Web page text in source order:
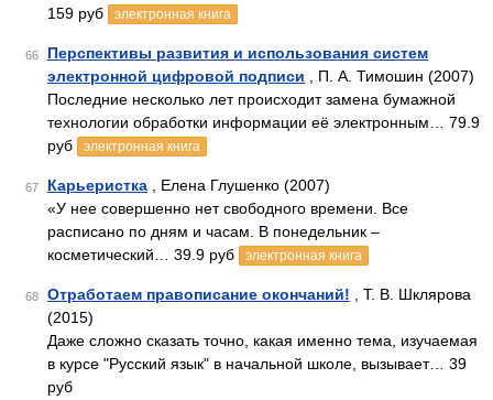
159 руб
электронная книга
66
Перспективы развития и использования систем
электронной цифровой подписи , П. А. Тимошин (2007)
Последние несколько лет происходит замена бумажной
технологии обработки информации её электронным… 79.9
руб
электронная книга
67 Карьеристка , Елена Глушенко (2007)
«У нее совершенно нет свободного времени. Все
расписано по дням и часам. В понедельник –
косметический… 39.9 руб
электронная книга
68 Отработаем правописание окончаний! , Т. В. Шклярова
(2015)
Даже сложно сказать точно, какая именно тема, изучаемая
в курсе "Русский язык" в начальной школе, вызывает… 39
руб